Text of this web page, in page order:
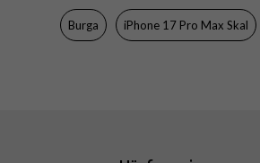
Material
Varumärke
Burga iPhone 17 Pro Max Skal